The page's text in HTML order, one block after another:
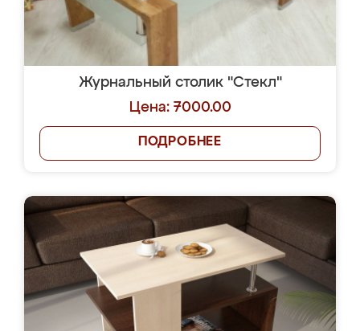
Журнальный столик "Стекл"
Цена: 7000.00
ПОДРОБНЕЕ